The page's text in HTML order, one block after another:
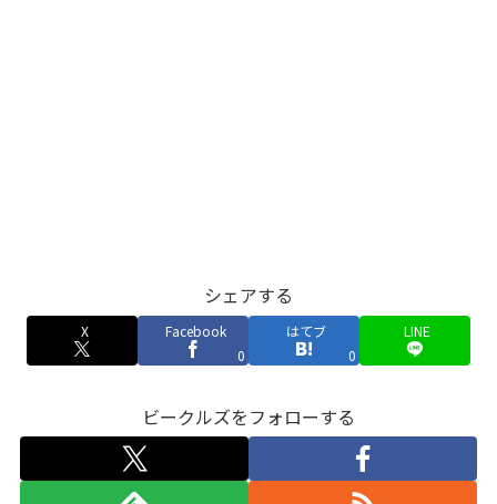
シェアする
X
Facebook
0
はてブ
0
LINE
ビークルズをフォローする